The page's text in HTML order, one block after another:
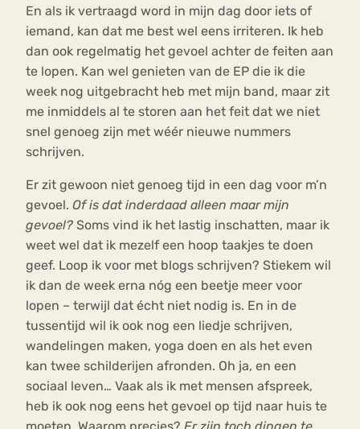
En als ik vertraagd word in mijn dag door iets of
iemand, kan dat me best wel eens irriteren. Ik heb
dan ook regelmatig het gevoel achter de feiten aan
te lopen. Kan wel genieten van de EP die ik die
week nog uitgebracht heb met mijn band, maar zit
me inmiddels al te storen aan het feit dat we niet
snel genoeg zijn met wéér nieuwe nummers
schrijven.
Er zit gewoon niet genoeg tijd in een dag voor m’n
gevoel. Of is dat inderdaad alleen maar mijn
gevoel? Soms vind ik het lastig inschatten, maar ik
weet wel dat ik mezelf een hoop taakjes te doen
geef. Loop ik voor met blogs schrijven? Stiekem wil
ik dan de week erna nóg een beetje meer voor
lopen – terwijl dat écht niet nodig is. En in de
tussentijd wil ik ook nog een liedje schrijven,
wandelingen maken, yoga doen en als het even
kan twee schilderijen afronden. Oh ja, en een
sociaal leven… Vaak als ik met mensen afspreek,
heb ik ook nog eens het gevoel op tijd naar huis te